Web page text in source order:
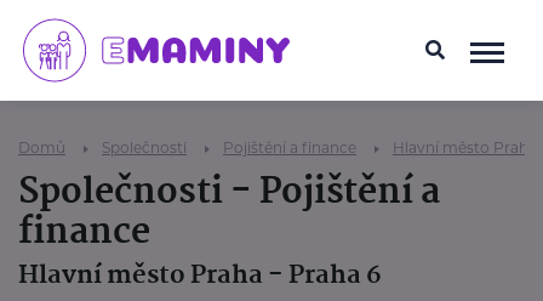
Domů Společnosti Pojištění a finance Hlavní město Praha
Společnosti - Pojištění a
finance
Hlavní město Praha - Praha 6